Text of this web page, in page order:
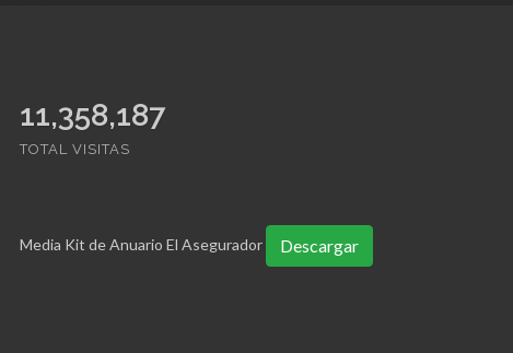
11,358,187
TOTAL VISITAS
Media Kit de Anuario El Asegurador Descargar